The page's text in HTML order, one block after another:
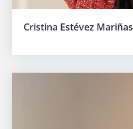
Cristina Estévez Mariñas